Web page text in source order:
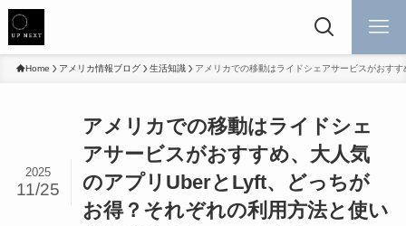
Home アメリカ情報ブログ 生活知識 アメリカでの移動はライドシェアサービスがおす
アメリカでの移動はライドシェ
アサービスがおすすめ、大人気
のアプリUberとLyft、どっちが
お得？それぞれの利用方法と使い
2025
11/25